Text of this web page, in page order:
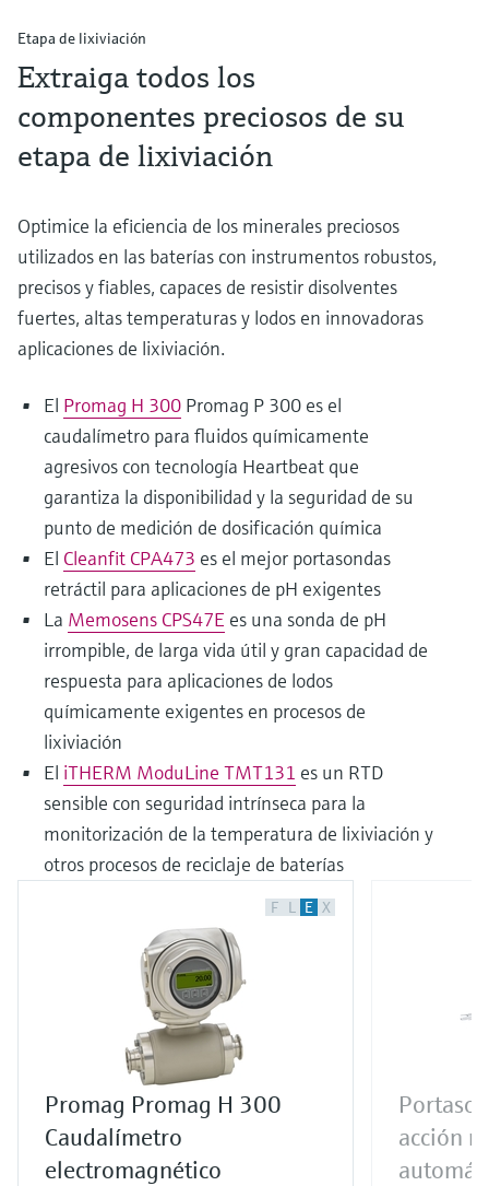
Etapa de lixiviación
Extraiga todos los
componentes preciosos de su
etapa de lixiviación
Optimice la eficiencia de los minerales preciosos
utilizados en las baterías con instrumentos robustos,
precisos y fiables, capaces de resistir disolventes
fuertes, altas temperaturas y lodos en innovadoras
aplicaciones de lixiviación.
El Promag H 300 Promag P 300 es el
caudalímetro para fluidos químicamente
agresivos con tecnología Heartbeat que
garantiza la disponibilidad y la seguridad de su
punto de medición de dosificación química
El Cleanfit CPA473 es el mejor portasondas
retráctil para aplicaciones de pH exigentes
La Memosens CPS47E es una sonda de pH
irrompible, de larga vida útil y gran capacidad de
respuesta para aplicaciones de lodos
químicamente exigentes en procesos de
lixiviación
El iTHERM ModuLine TMT131 es un RTD
sensible con seguridad intrínseca para la
monitorización de la temperatura de lixiviación y
otros procesos de reciclaje de baterías
F L E X
Promag Promag H 300
Caudalímetro
electromagnético
acción